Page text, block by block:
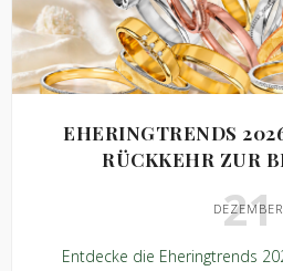
EHERINGTRENDS
RÜCKKEHR ZUR
21
DEZEMBER
Entdecke die Eheringtrends